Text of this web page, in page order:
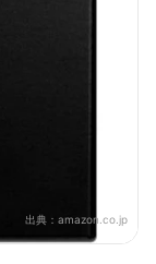
出典： amazon.co.jp